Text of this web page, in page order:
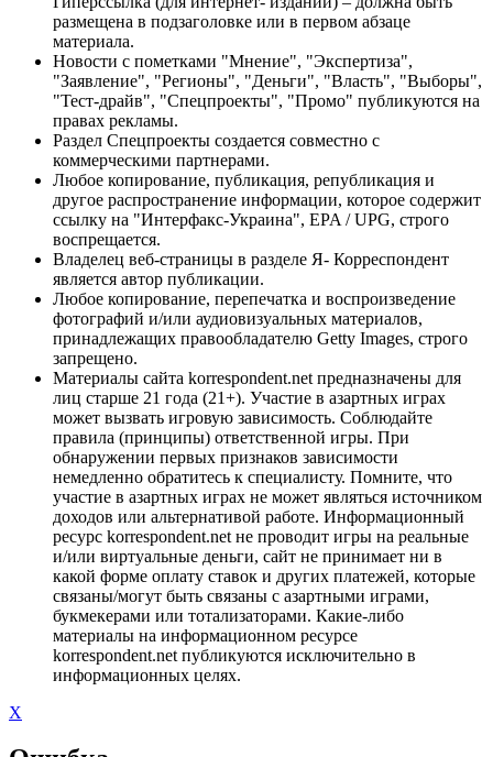
размещена в подзаголовке или в первом абзаце
материала.
Новости с пометками "Мнение", "Экспертиза",
"Заявление", "Регионы", "Деньги", "Власть", "Выборы",
"Тест-драйв", "Спецпроекты", "Промо" публикуются на
правах рекламы.
Раздел Спецпроекты создается совместно с
коммерческими партнерами.
Любое копирование, публикация, републикация и
другое распространение информации, которое содержит
ссылку на "Интерфакс-Украина", EPA / UPG, строго
воспрещается.
Владелец веб-страницы в разделе Я- Корреспондент
является автор публикации.
Любое копирование, перепечатка и воспроизведение
фотографий и/или аудиовизуальных материалов,
принадлежащих правообладателю Getty Images, строго
запрещено.
Материалы сайта korrespondent.net предназначены для
лиц старше 21 года (21+). Участие в азартных играх
может вызвать игровую зависимость. Соблюдайте
правила (принципы) ответственной игры. При
обнаружении первых признаков зависимости
немедленно обратитесь к специалисту. Помните, что
участие в азартных играх не может являться источником
доходов или альтернативой работе. Информационный
ресурс korrespondent.net не проводит игры на реальные
и/или виртуальные деньги, сайт не принимает ни в
какой форме оплату ставок и других платежей, которые
связаны/могут быть связаны с азартными играми,
букмекерами или тотализаторами. Какие-либо
материалы на информационном ресурсе
korrespondent.net публикуются исключительно в
информационных целях.
X